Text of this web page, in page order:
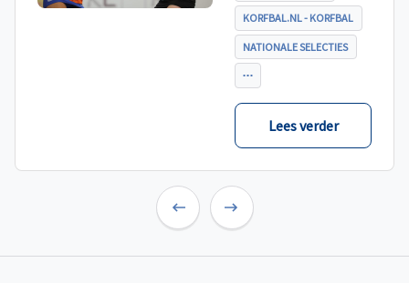
Zeeland, Hong Kong
China en India. De eerste
wedstrijd, tegen Nieuw-
Zeeland U21, werd zoals
verwacht met ruime
cijfers gewonnen.
KORFBAL.NL - KORFBAL
NATIONALE SELECTIES
Lees verder